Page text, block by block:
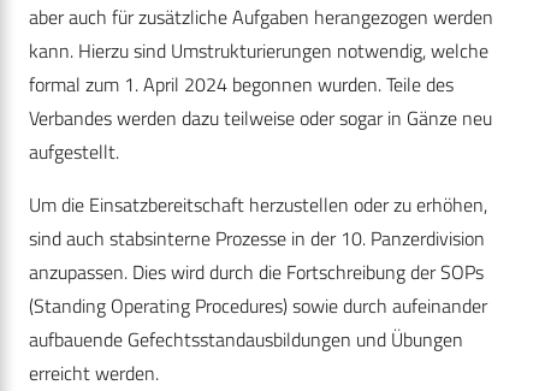
aber auch für zusätzliche Aufgaben herangezogen werden
kann. Hierzu sind Umstrukturierungen notwendig, welche
formal zum 1. April 2024 begonnen wurden. Teile des
Verbandes werden dazu teilweise oder sogar in Gänze neu
aufgestellt.
Um die Einsatzbereitschaft herzustellen oder zu erhöhen,
sind auch stabsinterne Prozesse in der 10. Panzerdivision
anzupassen. Dies wird durch die Fortschreibung der SOPs
(Standing Operating Procedures) sowie durch aufeinander
aufbauende Gefechtsstandausbildungen und Übungen
erreicht werden.